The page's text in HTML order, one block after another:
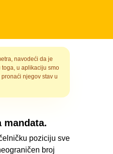
navodeći da je
u aplikaciju smo
njegov stav u
mandata.
poziciju sve
broj